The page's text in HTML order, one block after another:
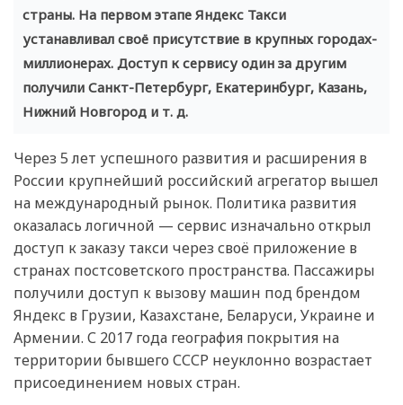
страны. На первом этапе Яндекс Такси
устанавливал своё присутствие в крупных городах-
миллионерах. Доступ к сервису один за другим
получили Санкт-Петербург, Екатеринбург, Казань,
Нижний Новгород и т. д.
Через 5 лет успешного развития и расширения в
России крупнейший российский агрегатор вышел
на международный рынок. Политика развития
оказалась логичной — сервис изначально открыл
доступ к заказу такси через своё приложение в
странах постсоветского пространства. Пассажиры
получили доступ к вызову машин под брендом
Яндекс в Грузии, Казахстане, Беларуси, Украине и
Армении. С 2017 года география покрытия на
территории бывшего СССР неуклонно возрастает
присоединением новых стран.